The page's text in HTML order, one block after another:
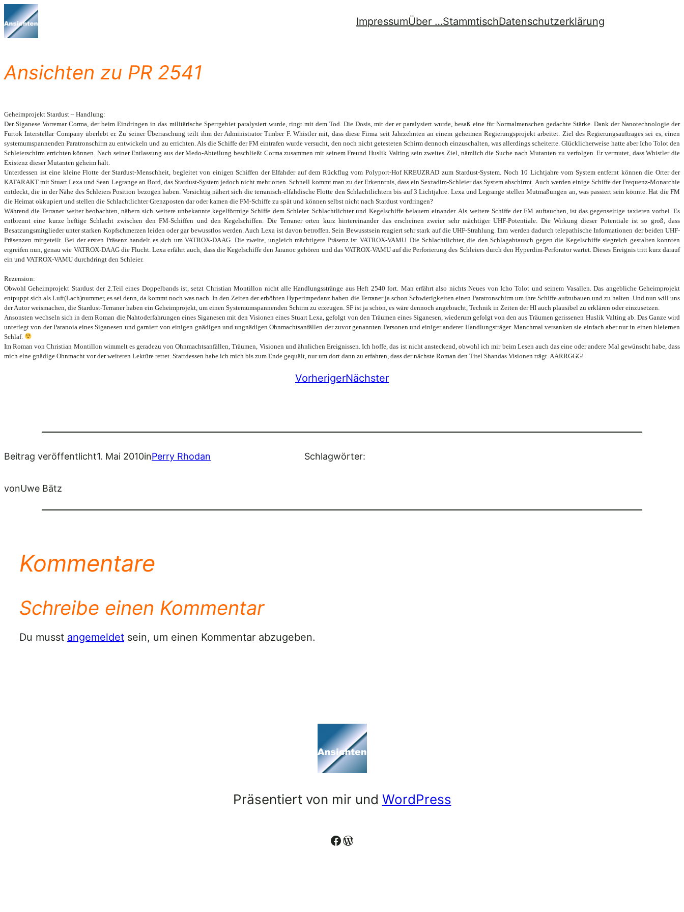
Zum
Inhalt
springen
ImpressumÜber …StammtischDatenschutzerklärung
Ansichten zu PR 2541
Geheimprojekt Stardust – Handlung:
Der Siganese Vorremar Corma, der beim Eindringen in das militärische Sperrgebiet paralysiert wurde, ringt mit dem Tod. Die Dosis, mit der er paralysiert wurde, besaß eine für Normalmenschen gedachte Stärke. Dank der Nanotechnologie der
Furtok Interstellar Company überlebt er. Zu seiner Überraschung teilt ihm der Administrator Timber F. Whistler mit, dass diese Firma seit Jahrzehnten an einem geheimen Regierungsprojekt arbeitet. Ziel des Regierungsauftrages sei es, einen
systemumspannenden Paratronschirm zu entwickeln und zu errichten. Als die Schiffe der FM eintrafen wurde versucht, den noch nicht getesteten Schirm dennoch einzuschalten, was allerdings scheiterte. Glücklicherweise hatte aber Icho Tolot den
Schleierschirm errichten können. Nach seiner Entlassung aus der Medo-Abteilung beschließt Corma zusammen mit seinem Freund Huslik Valting sein zweites Ziel, nämlich die Suche nach Mutanten zu verfolgen. Er vermutet, dass Whistler die
Existenz dieser Mutanten geheim hält.
Unterdessen ist eine kleine Flotte der Stardust-Menschheit, begleitet von einigen Schiffen der Elfahder auf dem Rückflug vom Polyport-Hof KREUZRAD zum Stardust-System. Noch 10 Lichtjahre vom System entfernt können die Orter der
KATARAKT mit Stuart Lexa und Sean Legrange an Bord, das Stardust-System jedoch nicht mehr orten. Schnell kommt man zu der Erkenntnis, dass ein Sextadim-Schleier das System abschirmt. Auch werden einige Schiffe der Frequenz-Monarchie
entdeckt, die in der Nähe des Schleiers Position bezogen haben. Vorsichtig nähert sich die terranisch-elfahdische Flotte den Schlachtlichtern bis auf 3 Lichtjahre. Lexa und Legrange stellen Mutmaßungen an, was passiert sein könnte. Hat die FM
die Heimat okkupiert und stellen die Schlachtlichter Grenzposten dar oder kamen die FM-Schiffe zu spät und können selbst nicht nach Stardust vordringen?
Während die Terraner weiter beobachten, nähern sich weitere unbekannte kegelförmige Schiffe dem Schleier. Schlachtlichter und Kegelschiffe belauern einander. Als weitere Schiffe der FM auftauchen, ist das gegenseitige taxieren vorbei. Es
entbrennt eine kurze heftige Schlacht zwischen den FM-Schiffen und den Kegelschiffen. Die Terraner orten kurz hintereinander das erscheinen zweier sehr mächtiger UHF-Potentiale. Die Wirkung dieser Potentiale ist so groß, dass
Besatzungsmitglieder unter starken Kopfschmerzen leiden oder gar bewusstlos werden. Auch Lexa ist davon betroffen. Sein Bewusstsein reagiert sehr stark auf die UHF-Strahlung. Ihm werden dadurch telepathische Informationen der beiden UHF-
Präsenzen mitgeteilt. Bei der ersten Präsenz handelt es sich um VATROX-DAAG. Die zweite, ungleich mächtigere Präsenz ist VATROX-VAMU. Die Schlachtlichter, die den Schlagabtausch gegen die Kegelschiffe siegreich gestalten konnten
ergreifen nun, genau wie VATROX-DAAG die Flucht. Lexa erfährt auch, dass die Kegelschiffe den Jaranoc gehören und das VATROX-VAMU auf die Perforierung des Schleiers durch den Hyperdim-Perforator wartet. Dieses Ereignis tritt kurz darauf
ein und VATROX-VAMU durchdringt den Schleier.
Rezension:
Obwohl Geheimprojekt Stardust der 2.Teil eines Doppelbands ist, setzt Christian Montillon nicht alle Handlungsstränge aus Heft 2540 fort. Man erfährt also nichts Neues von Icho Tolot und seinem Vasallen. Das angebliche Geheimprojekt
entpuppt sich als Luft(Lach)nummer, es sei denn, da kommt noch was nach. In den Zeiten der erhöhten Hyperimpedanz haben die Terraner ja schon Schwierigkeiten einen Paratronschirm um ihre Schiffe aufzubauen und zu halten. Und nun will uns
der Autor weismachen, die Stardust-Terraner haben ein Geheimprojekt, um einen Systemumspannenden Schirm zu erzeugen. SF ist ja schön, es wäre dennoch angebracht, Technik in Zeiten der HI auch plausibel zu erklären oder einzusetzen.
Ansonsten wechseln sich in dem Roman die Nahtoderfahrungen eines Siganesen mit den Visionen eines Stuart Lexa, gefolgt von den Träumen eines Siganesen, wiederum gefolgt von den aus Träumen gerissenen Huslik Valting ab. Das Ganze wird
unterlegt von der Paranoia eines Siganesen und garniert von einigen gnädigen und ungnädigen Ohnmachtsanfällen der zuvor genannten Personen und einiger anderer Handlungsträger. Manchmal versanken sie einfach aber nur in einen bleiernen
Schlaf.
Im Roman von Christian Montillon wimmelt es geradezu von Ohnmachtsanfällen, Träumen, Visionen und ähnlichen Ereignissen. Ich hoffe, das ist nicht ansteckend, obwohl ich mir beim Lesen auch das eine oder andere Mal gewünscht habe, dass
mich eine gnädige Ohnmacht vor der weiteren Lektüre rettet. Stattdessen habe ich mich bis zum Ende gequält, nur um dort dann zu erfahren, dass der nächste Roman den Titel Shandas Visionen trägt. AARRGGG!
VorherigerNächster
Beitrag veröffentlicht1. Mai 2010inPerry Rhodan
vonUwe Bätz
Schlagwörter:
Kommentare
Schreibe einen Kommentar
Du musst angemeldet sein, um einen Kommentar abzugeben.
Präsentiert von mir und WordPress
Facebook
WordPress